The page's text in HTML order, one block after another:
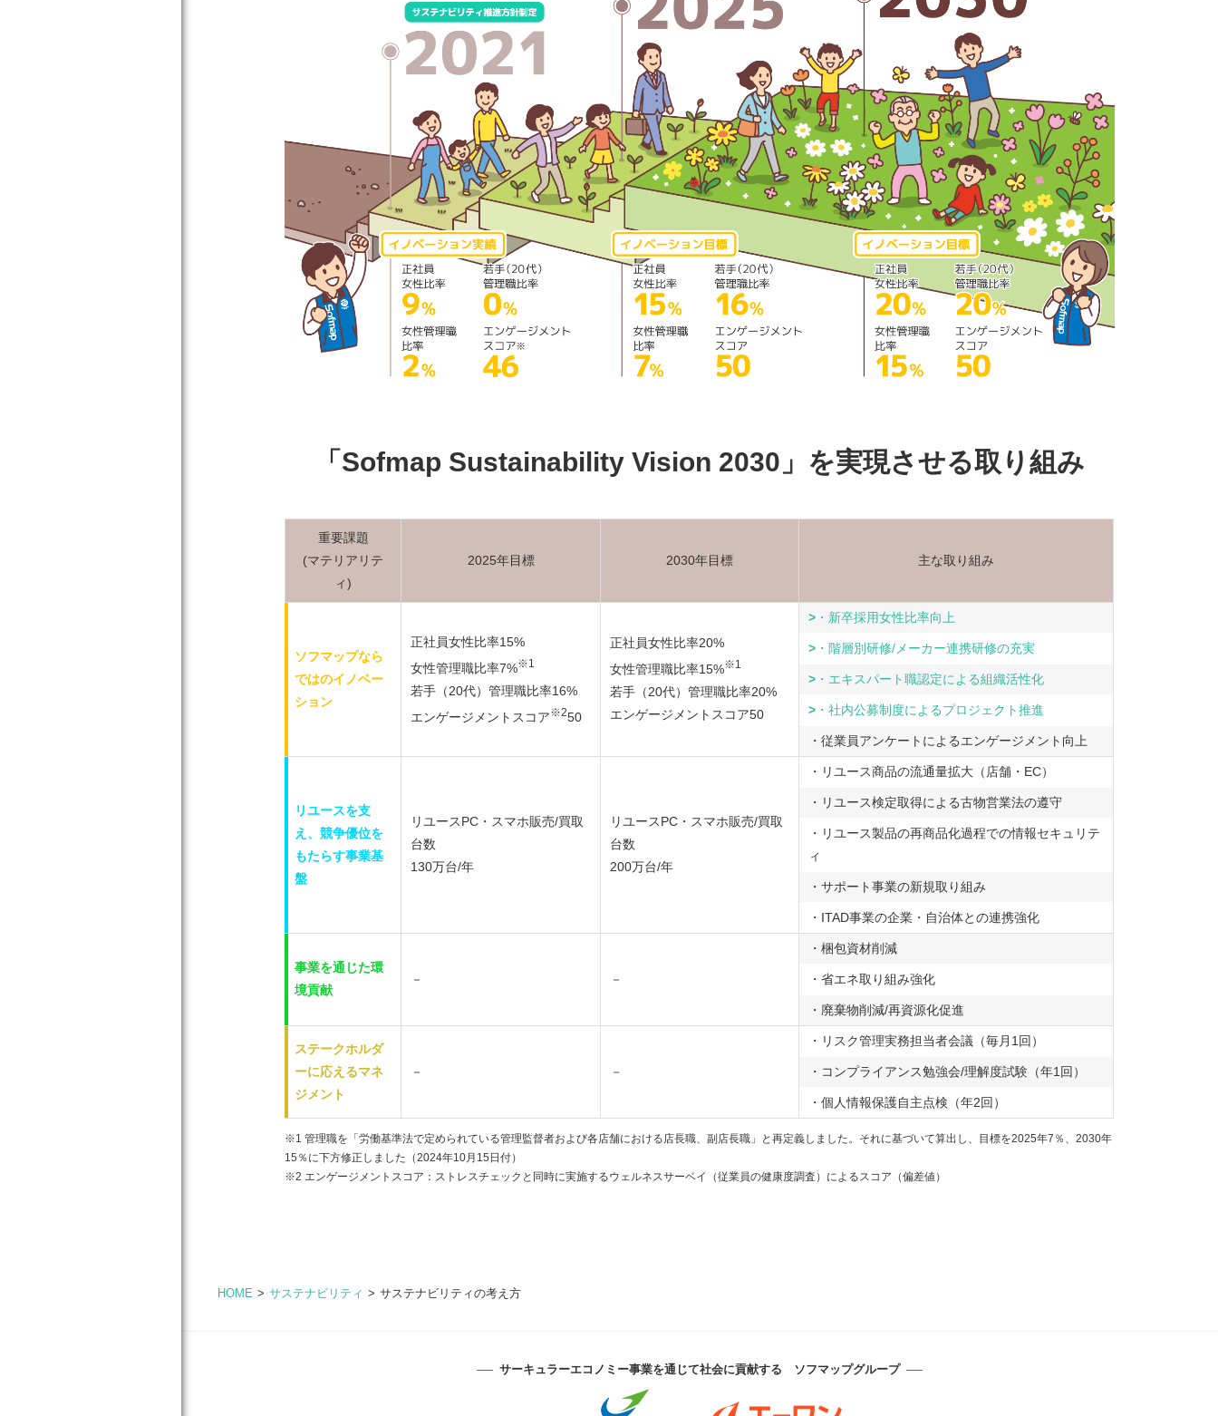
「Sofmap Sustainability Vision 2030」 を実現させる取り組み
重要課題
(マテリアリテ
ィ)
2025年目標 2030年目標 主な取り組み
ソフマップなら
ではのイノベー
ション
正社員女性比率15%
女性管理職比率7%※1
若手（20代）管理職比率16%
エンゲージメントスコア※250
正社員女性比率20%
女性管理職比率15%※1
若手（20代）管理職比率20%
エンゲージメントスコア50
> ・新卒採用女性比率向上
> ・階層別研修/メーカー連携研修の充実
> ・エキスパート職認定による組織活性化
> ・社内公募制度によるプロジェクト推進
・従業員アンケートによるエンゲージメント向上
リユースを支
え、競争優位を
もたらす事業基
盤
リユースPC・スマホ販売/買取
台数
130万台/年
リユースPC・スマホ販売/買取
台数
200万台/年
・リユース商品の流通量拡大（店舗・EC）
・リユース検定取得による古物営業法の遵守
・リユース製品の再商品化過程での情報セキュリテ
ィ
・サポート事業の新規取り組み
・ITAD事業の企業・自治体との連携強化
事業を通じた環
境貢献
－ －
・梱包資材削減
・省エネ取り組み強化
・廃棄物削減/再資源化促進
ステークホルダ
ーに応えるマネ
ジメント
－ －
・リスク管理実務担当者会議（毎月1回）
・コンプライアンス勉強会/理解度試験（年1回）
・個人情報保護自主点検（年2回）
※1 管理職を「労働基準法で定められている管理監督者および各店舗における店長職、副店長職」と再定義しました。それに基づいて算出し、目標を2025年7％、2030年
15％に下方修正しました（2024年10月15日付）
※2 エンゲージメントスコア：ストレスチェックと同時に実施するウェルネスサーベイ（従業員の健康度調査）によるスコア（偏差値）
HOME サステナビリティ サステナビリティの考え方
サーキュラーエコノミー事業を通じて社会に貢献する ソフマップグループ